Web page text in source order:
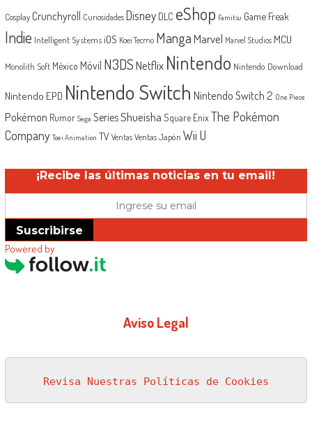
Cosplay Crunchyroll Curiosidades Disney DLC eShop Famitsu Game Freak
Indie Intelligent Systems iOS Koei Tecmo MangaMarvel Marvel Studios MCU
Monolith Soft México Móvil N3DSNetflix Nintendo Nintendo Download
Nintendo EPD Nintendo Switch Nintendo Switch 2 One Piece
Pokémon Rumor Sega SeriesShueisha Square EnixThe Pokémon
Company Toei Animation TV Ventas Ventas Japón Wii U
¡Recibe las últimas noticias en tu email!
Suscribirse
Powered by
Aviso Legal
Revisa Nuestras Políticas de Cookies